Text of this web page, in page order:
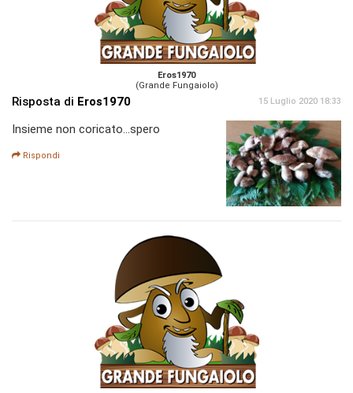
Eros1970
(Grande Fungaiolo)
Risposta di Eros1970 15 Luglio 2020 18:33
Insieme non coricato...spero
Rispondi